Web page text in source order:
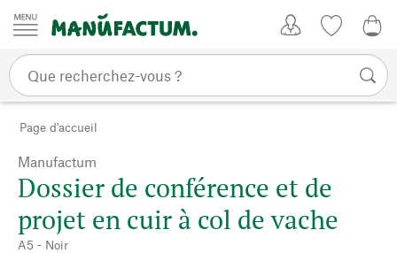
Passer au contenu
Page d'accueil
Manufactum
Dossier de conférence et de
projet en cuir à col de vache
A5 - Noir